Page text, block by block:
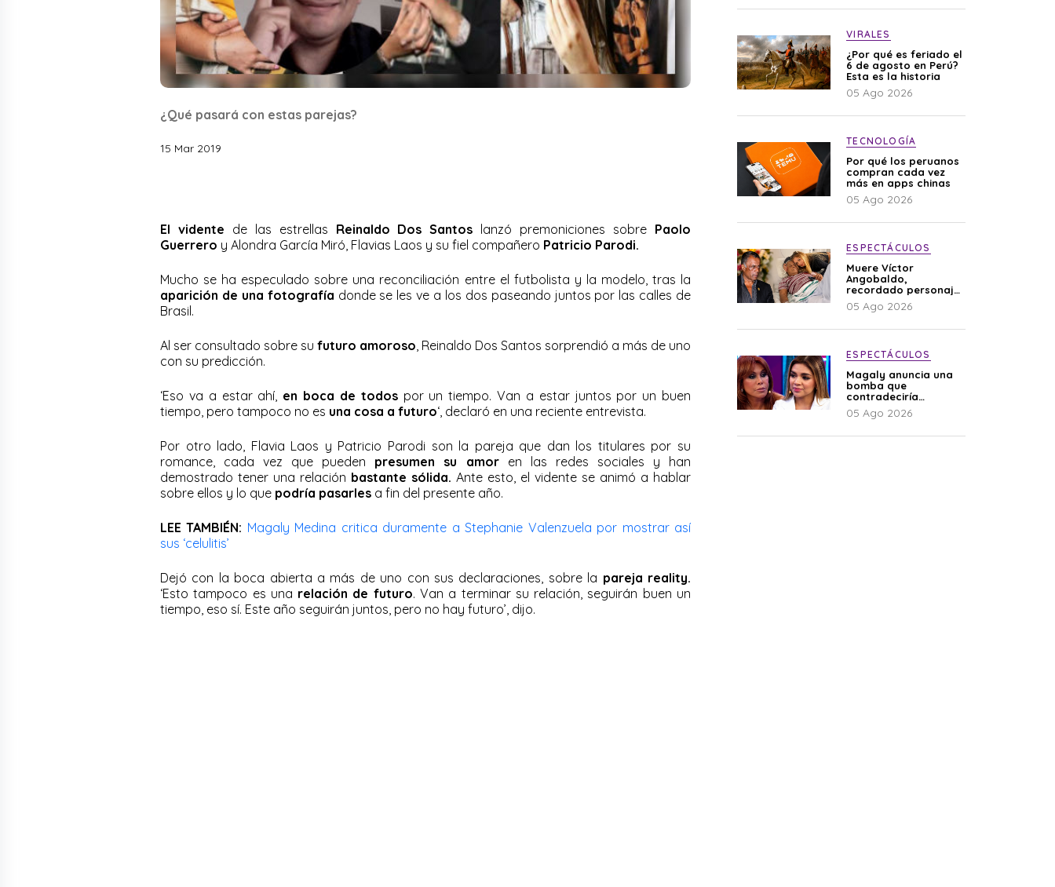
¿Qué pasará con estas parejas?
15 Mar 2019
El vidente de las estrellas Reinaldo Dos Santos lanzó premoniciones sobre Paolo
Guerrero y Alondra García Miró, Flavias Laos y su fiel compañero Patricio Parodi.
Mucho se ha especulado sobre una reconciliación entre el futbolista y la modelo, tras la
aparición de una fotografía donde se les ve a los dos paseando juntos por las calles de
Brasil.
Al ser consultado sobre su futuro amoroso , Reinaldo Dos Santos sorprendió a más de uno
con su predicción.
‘Eso va a estar ahí, en boca de todospor un tiempo. Van a estar juntos por un buen
tiempo, pero tampoco no es una cosa a futuro‘, declaró en una reciente entrevista.
Por otro lado, Flavia Laos y Patricio Parodi son la pareja que dan los titulares por su
romance, cada vez que pueden presumen su amoren las redes sociales y han
demostrado tener una relación bastante sólida. Ante esto, el vidente se animó a hablar
sobre ellos y lo que podría pasarles a fin del presente año.
LEE TAMBIÉN: Magaly Medina critica duramente a Stephanie Valenzuela por mostrar así
sus ‘celulitis’
Dejó con la boca abierta a más de uno con sus declaraciones, sobre la pareja reality.
‘Esto tampoco es una relación de futuro. Van a terminar su relación, seguirán buen un
tiempo, eso sí. Este año seguirán juntos, pero no hay futuro’, dijo.
VIRALES
¿Por qué es feriado el
6 de agosto en Perú?
Esta es la historia
05 Ago 2026
TECNOLOGÍA
Por qué los peruanos
compran cada vez
más en apps chinas
05 Ago 2026
ESPECTÁCULOS
Muere Víctor
Angobaldo,
recordado personaje
de la farándula y
expareja de Shirley
05 Ago 2026
ESPECTÁCULOS
Magaly anuncia una
bomba que
contradeciría
comunicado de La
Bella Luz: “Hay un
05 Ago 2026